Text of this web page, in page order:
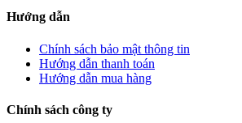
Hướng dẫn
Chính sách bảo mật thông tin
Hướng dẫn thanh toán
Hướng dẫn mua hàng
Chính sách công ty